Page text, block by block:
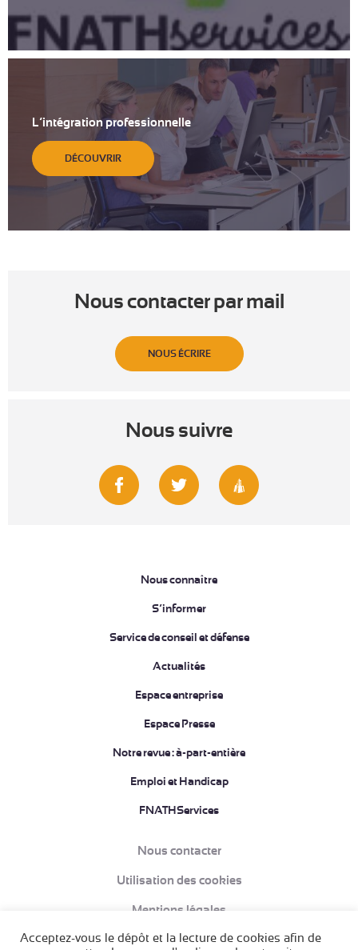
L’intégration professionnelle
DÉCOUVRIR
Nous contacter par mail
NOUS ÉCRIRE
Nous suivre
Nous connaître
S’informer
Service de conseil et défense
Actualités
Espace entreprise
Espace Presse
Notre revue : à-part-entière
Emploi et Handicap
FNATHServices
Nous contacter
Utilisation des cookies
Mentions légales
Données à caractère personnel et Politique de confidentialité
Acceptez-vous le dépôt et la lecture de cookies afin de